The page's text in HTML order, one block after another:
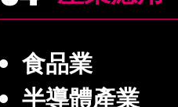
食品業
半導體產業